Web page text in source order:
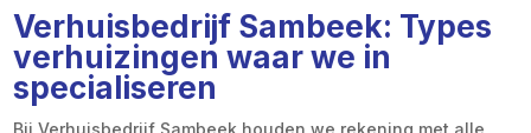
Verhuisbedrijf Sambeek: Types
verhuizingen waar we in
specialiseren